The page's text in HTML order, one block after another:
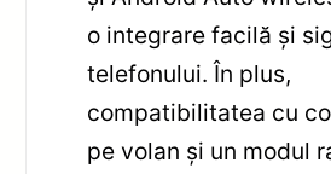
o integrare facilă și
telefonului. În plus,
compatibilitatea cu
pe volan și un modul